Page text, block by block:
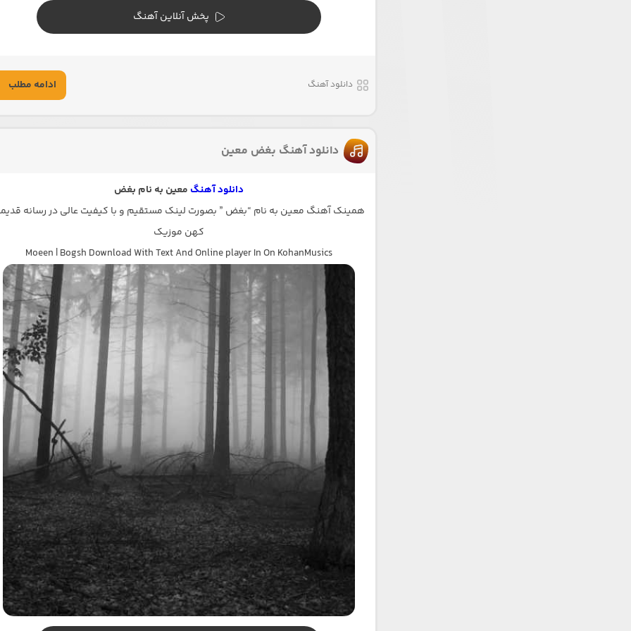
پخش آنلاین آهنگ
دانلود آهنگ ادامه مطلب
دانلود آهنگ بغض معین
دانلود آهنگ معین به نام بغض
همینک آهنگ معین به نام “بغض ” بصورت لینک مستقیم و با کیفیت عالی در رسانه
کهن موزیک
Moeen | Bogsh Download With Text And Online player In On KohanMusics